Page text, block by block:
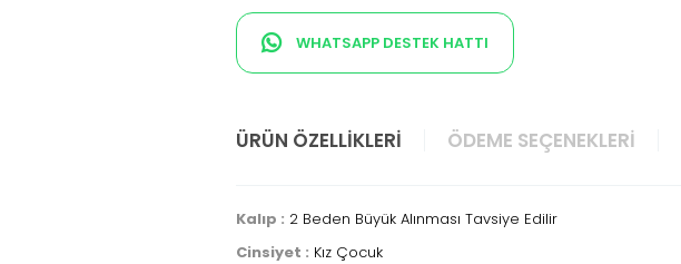
WHATSAPP DESTEK HATTI
ÜRÜN ÖZELLIKLERI ÖDEME SEÇENEKLERI
Kalıp : 2 Beden Büyük Alınması Tavsiye Edilir
Cinsiyet : Kız Çocuk